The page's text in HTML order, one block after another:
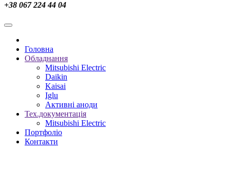
+38 067 224 44 04
Головна
Обладнання
Mitsubishi Electric
Daikin
Kaisai
Iglu
Активні аноди
Тех.документація
Mitsubishi Electric
Портфоліо
Контакти